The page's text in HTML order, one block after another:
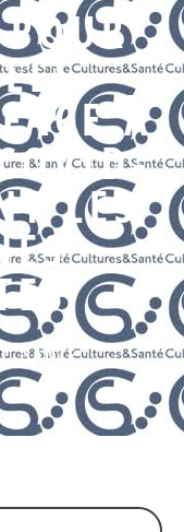
À
LES
,SANTÉ